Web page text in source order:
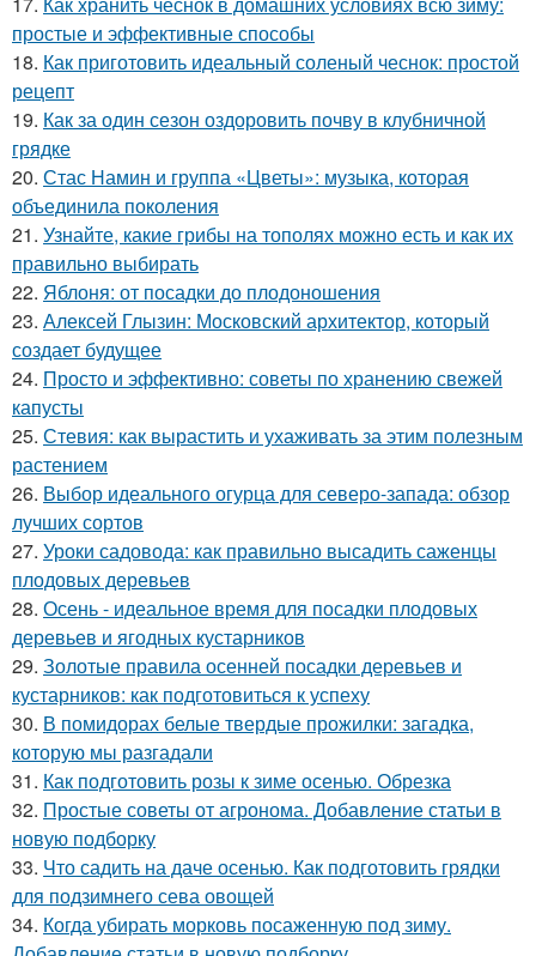
простые и эффективные способы
18. Как приготовить идеальный соленый чеснок: простой
рецепт
19. Как за один сезон оздоровить почву в клубничной
грядке
20. Стас Намин и группа «Цветы»: музыка, которая
объединила поколения
21. Узнайте, какие грибы на тополях можно есть и как их
правильно выбирать
22. Яблоня: от посадки до плодоношения
23. Алексей Глызин: Московский архитектор, который
создает будущее
24. Просто и эффективно: советы по хранению свежей
капусты
25. Стевия: как вырастить и ухаживать за этим полезным
растением
26. Выбор идеального огурца для северо-запада: обзор
лучших сортов
27. Уроки садовода: как правильно высадить саженцы
плодовых деревьев
28. Осень - идеальное время для посадки плодовых
деревьев и ягодных кустарников
29. Золотые правила осенней посадки деревьев и
кустарников: как подготовиться к успеху
30. В помидорах белые твердые прожилки: загадка,
которую мы разгадали
31. Как подготовить розы к зиме осенью. Обрезка
32. Простые советы от агронома. Добавление статьи в
новую подборку
33. Что садить на даче осенью. Как подготовить грядки
для подзимнего сева овощей
34. Когда убирать морковь посаженную под зиму.